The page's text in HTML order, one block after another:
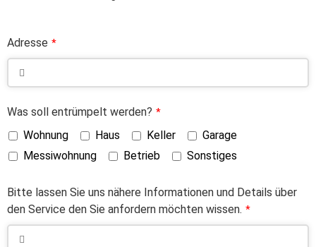
Adresse *
Was soll entrümpelt werden? *
Wohnung Haus Keller
Garage
Messiwohnung
Betrieb Sonstiges
Bitte lassen Sie uns nähere Informationen und Details über
den Service den Sie anfordern möchten wissen. *